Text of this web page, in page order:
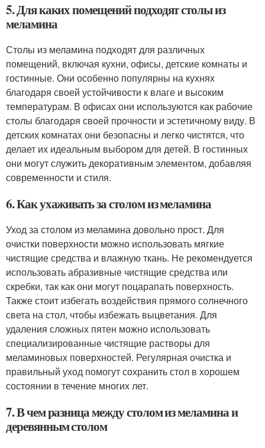
5. Для каких помещений подходят столы из
меламина
Столы из меламина подходят для различных
помещений, включая кухни, офисы, детские комнаты и
гостинные. Они особенно популярны на кухнях
благодаря своей устойчивости к влаге и высоким
температурам. В офисах они используются как рабочие
столы благодаря своей прочности и эстетичному виду. В
детских комнатах они безопасны и легко чистятся, что
делает их идеальным выбором для детей. В гостинных
они могут служить декоративным элементом, добавляя
современности и стиля.
6. Как ухаживать за столом из меламина
Уход за столом из меламина довольно прост. Для
очистки поверхности можно использовать мягкие
чистящие средства и влажную ткань. Не рекомендуется
использовать абразивные чистящие средства или
скребки, так как они могут поцарапать поверхность.
Также стоит избегать воздействия прямого солнечного
света на стол, чтобы избежать выцветания. Для
удаления сложных пятен можно использовать
специализированные чистящие растворы для
меламиновых поверхностей. Регулярная очистка и
правильный уход помогут сохранить стол в хорошем
состоянии в течение многих лет.
7. В чем разница между столом из меламина и
деревянным столом